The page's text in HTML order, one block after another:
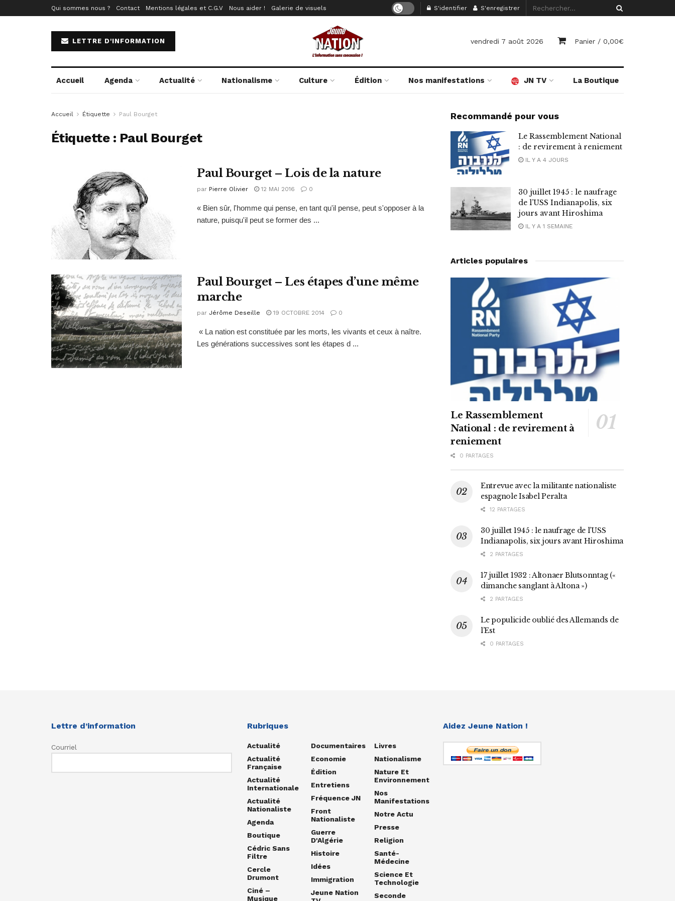
Qui sommes nous ? Contact Mentions légales et C.G.V Nous aider ! Galerie de visuels S'identifier S'enregistrer
LETTRE D'INFORMATION vendredi 7 août 2026 Panier / 0,00€
Accueil Agenda Actualité Nationalisme Culture Édition Nos manifestations JN TV La Boutique
Accueil Étiquette Paul Bourget
Étiquette : Paul Bourget
Paul Bourget – Lois de la nature
par Pierre Olivier 12 MAI 2016 0
« Bien sûr, l'homme qui pense, en tant qu'il pense, peut s'opposer à la
nature, puisqu'il peut se former des ...
Paul Bourget – Les étapes d’une même
marche
par Jérôme Deseille 19 OCTOBRE 2014 0
« La nation est constituée par les morts, les vivants et ceux à naître.
Les générations successives sont les étapes d ...
Recommandé pour vous
Le Rassemblement National
: de revirement à reniement
IL Y A 4 JOURS
30 juillet 1945 : le naufrage
de l’USS Indianapolis, six
jours avant Hiroshima
IL Y A 1 SEMAINE
Articles populaires
Le Rassemblement
National : de revirement à
reniement
0 PARTAGES
Entrevue avec la militante nationaliste
espagnole Isabel Peralta
12 PARTAGES
30 juillet 1945 : le naufrage de l’USS
Indianapolis, six jours avant Hiroshima
2 PARTAGES
17 juillet 1932 : Altonaer Blutsonntag («
dimanche sanglant à Altona »)
2 PARTAGES
Le populicide oublié des Allemands de
l’Est
0 PARTAGES
Lettre d’information
Courriel
Rubriques
Actualité
Actualité
Française
Actualité
Internationale
Actualité
Nationaliste
Agenda
Boutique
Cédric Sans
Filtre
Cercle
Drumont
Ciné –
Musique
Documentaires
Economie
Édition
Entretiens
Fréquence JN
Front
Nationaliste
Guerre
D'Algérie
Histoire
Idées
Immigration
Jeune Nation
Livres
Nationalisme
Nature Et
Environnement
Nos
Manifestations
Notre Actu
Presse
Religion
Santé-
Médecine
Science Et
Technologie
Seconde
Aidez Jeune Nation !